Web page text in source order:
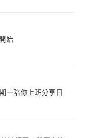
始
一陪你上班分享日